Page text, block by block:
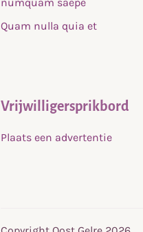
Quam nulla quia et
Vrijwilligersprikbord
Plaats een advertentie